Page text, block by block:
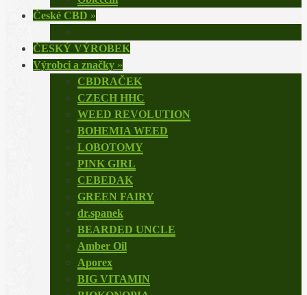
České CBD »
ČESKÝ VÝROBEK
Výrobci a značky »
CBDRAČEK
CZECH HHC
WEED REVOLUTION
BOHEMIA WEED
LOBOTOMY
PINK GIRL
CEBEDAK
GREEN FAIRY
dr.spanek
BEARDED UNCLE
Amber Oil
Aporex
BIG VITAMIN